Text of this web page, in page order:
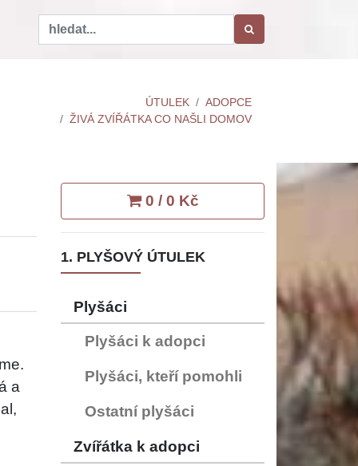
ÚTULEK
ADOPCE
ŽIVÁ ZVÍŘÁTKA CO NAŠLI DOMOV
a
0 / 0 Kč
1. PLYŠOVÝ ÚTULEK
Plyšáci
Plyšáci k adopci
Plyšáci, kteří pomohli
Ostatní plyšáci
Zvířátka k adopci